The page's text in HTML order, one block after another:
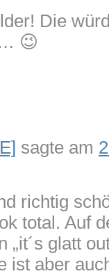
Die
😉
sagte am
richtig
total. Auf
„it´s glatt
ist aber